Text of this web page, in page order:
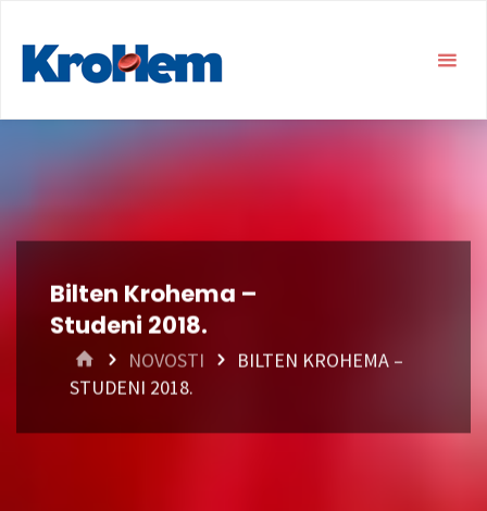
Bilten Krohema –
Studeni 2018.
HOMENOVOSTI
BILTEN KROHEMA –
STUDENI 2018.